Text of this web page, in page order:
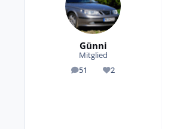
Günni
Mitglied
51
Beiträge 2
Reputation